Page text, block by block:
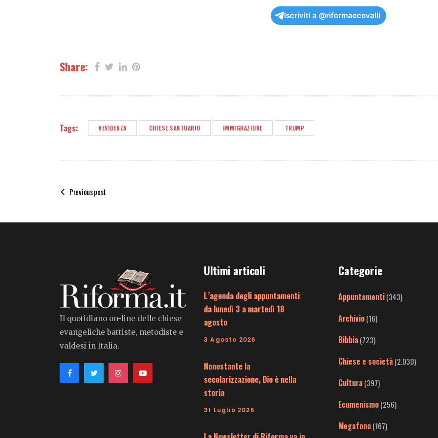
Iscriviti a @riformaecovalli
Share:
Tags: #EVIDENZA CHIESE SANTUARIO IMMIGRAZIONE TRUMP
Previous post
Il quotidiano on-line delle chiese
evangeliche battiste, metodiste e
valdesi in Italia.
Ultimi articoli
L’agenda degli appuntamenti
da lunedì 3 a martedì 18
agosto
3 Agosto 2026
Nonostante la
secolarizzazione, Dio è nella
storia
31 Luglio 2026
Categorie
Appuntamenti(343)
Archivio(16)
Bibbia (723)
Chiese e società (2.030)
Cultura (397)
Ecumenismo(256)
Megafono(167)